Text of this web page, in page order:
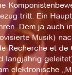
tritt. Ein
Dem ja auch
Musik)
Recherche et
langjährig
elektronische